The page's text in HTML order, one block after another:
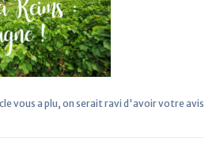
vous a plu, on serait ravi d'avoir votre avis